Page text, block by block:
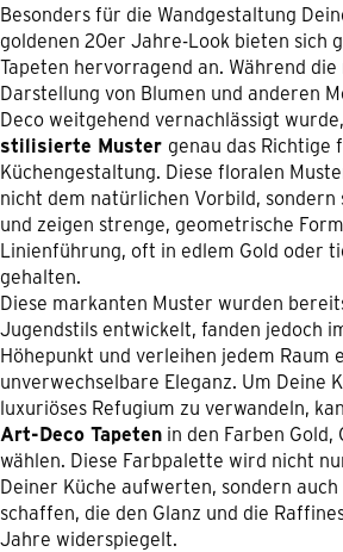
Besonders für die Wandgestaltung
goldenen 20er Jahre-Look bieten sich
Tapeten hervorragend an. Während
Darstellung von Blumen und anderen
Deco weitgehend vernachlässigt
stilisierte Muster genau das Richtige
Küchengestaltung. Diese floralen
nicht dem natürlichen Vorbild,
und zeigen strenge, geometrische
Linienführung, oft in edlem Gold oder
gehalten.
Diese markanten Muster wurden
Jugendstils entwickelt, fanden jedoch
Höhepunkt und verleihen jedem Raum
unverwechselbare Eleganz. Um Deine
luxuriöses Refugium zu verwandeln,
Art-Deco Tapeten in den Farben Gold,
wählen. Diese Farbpalette wird nicht
Deiner Küche aufwerten, sondern
schaffen, die den Glanz und die
Jahre widerspiegelt.